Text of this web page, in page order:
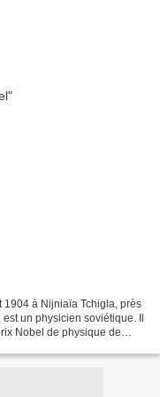
1904 à Nijniaïa Tchigla, près
un physicien soviétique. Il
Nobel de physique de